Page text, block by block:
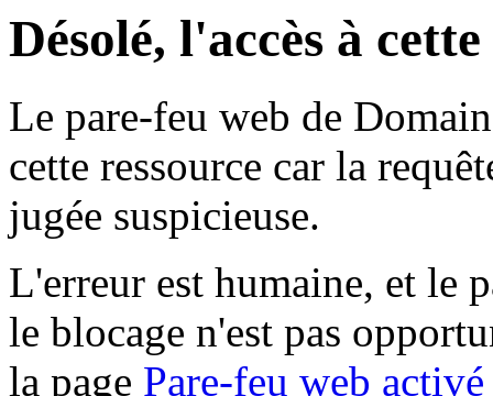
Désolé, l'accès à
Le pare-feu web de
cette ressource car la
jugée suspicieuse.
L'erreur est humaine, et le
le blocage n'est pas
la page Pare-feu web activé